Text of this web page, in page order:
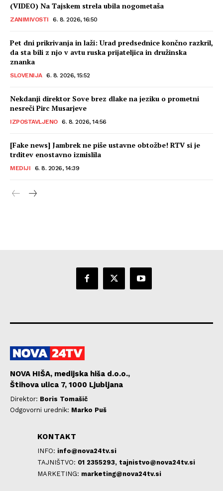
(VIDEO) Na Tajskem strela ubila nogometaša
ZANIMIVOSTI 6. 8. 2026, 16:50
Pet dni prikrivanja in laži: Urad predsednice končno razkril,
da sta bili z njo v avtu ruska prijateljica in družinska
znanka
SLOVENIJA 6. 8. 2026, 15:52
Nekdanji direktor Sove brez dlake na jeziku o prometni
nesreči Pirc Musarjeve
IZPOSTAVLJENO 6. 8. 2026, 14:56
[Fake news] Jambrek ne piše ustavne obtožbe! RTV si je
trditev enostavno izmislila
MEDIJI 6. 8. 2026, 14:39
NOVA HIŠA, medijska hiša d.o.o.,
Štihova ulica 7, 1000 Ljubljana
Direktor: Boris Tomašič
Odgovorni urednik: Marko Puš
KONTAKT
INFO: info@nova24tv.si
TAJNIŠTVO: 01 2355293, tajnistvo@nova24tv.si
MARKETING: marketing@nova24tv.si